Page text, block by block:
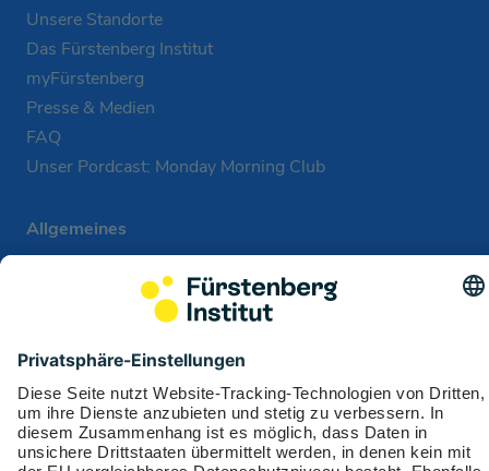
Unsere Standorte
Das Fürstenberg Institut
myFürstenberg
Presse & Medien
FAQ
Unser Pordcast: Monday Morning Club
Allgemeines
Cookie-Einstellungen
Leistungsbedingungen
Auslandsservicenummern
Fürstenberg Institut: Fakten & Zahlen